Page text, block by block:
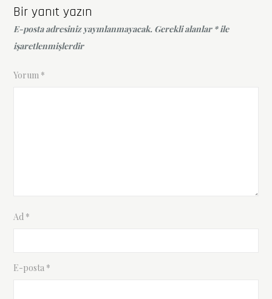
Bir yanıt yazın
E-posta adresiniz yayınlanmayacak. Gerekli alanlar *ile
işaretlenmişlerdir
Yorum *
Ad *
E-posta *